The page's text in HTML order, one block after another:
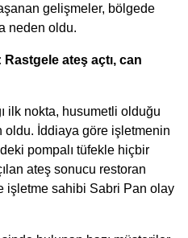
gelişmeler, bölgede
neden oldu.
ateş açtı, can
ilk nokta, husumetli olduğu
oldu. İddiaya göre işletmenin
pompalı tüfekle hiçbir
ateş sonucu restoran
işletme sahibi Sabri Pan olay